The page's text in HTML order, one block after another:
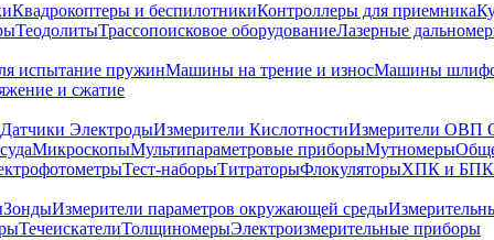
Квадрокоптеры и беспилотникиКонтроллеры для приемника
ТеодолитыТрассопоисковое оборудованиеЛазерные
испытание пружинМашины на трение и износМашины
и сжатие
Датчики ЭлектродыИзмерители КислотностиИзмерители ОВП
МикроскопыМультипараметровые приборыМутномеры
Тест-наборыТитраторыФлокуляторыХПК и БПК
ЗондыИзмерители параметров окружающей среды
ТечеискателиТолщиномерыЭлектроизмерительные приборы